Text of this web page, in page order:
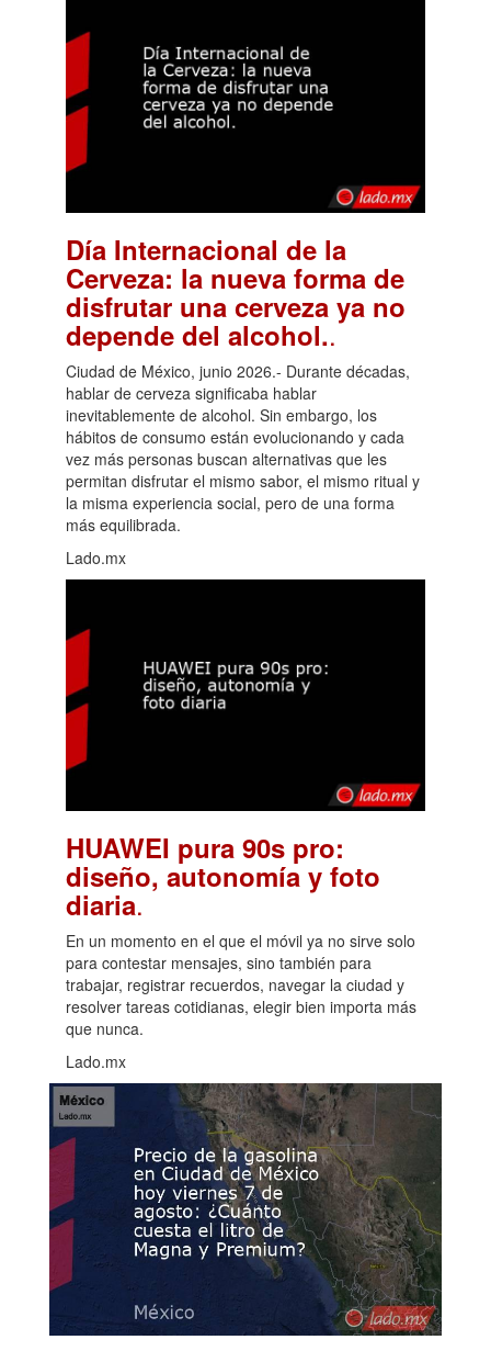
Día Internacional de la
Cerveza: la nueva forma de
disfrutar una cerveza ya no
depende del alcohol..
Ciudad de México, junio 2026.- Durante décadas,
hablar de cerveza significaba hablar
inevitablemente de alcohol. Sin embargo, los
hábitos de consumo están evolucionando y cada
vez más personas buscan alternativas que les
permitan disfrutar el mismo sabor, el mismo ritual y
la misma experiencia social, pero de una forma
más equilibrada.
Lado.mx
HUAWEI pura 90s pro:
diseño, autonomía y foto
diaria.
En un momento en el que el móvil ya no sirve solo
para contestar mensajes, sino también para
trabajar, registrar recuerdos, navegar la ciudad y
resolver tareas cotidianas, elegir bien importa más
que nunca.
Lado.mx